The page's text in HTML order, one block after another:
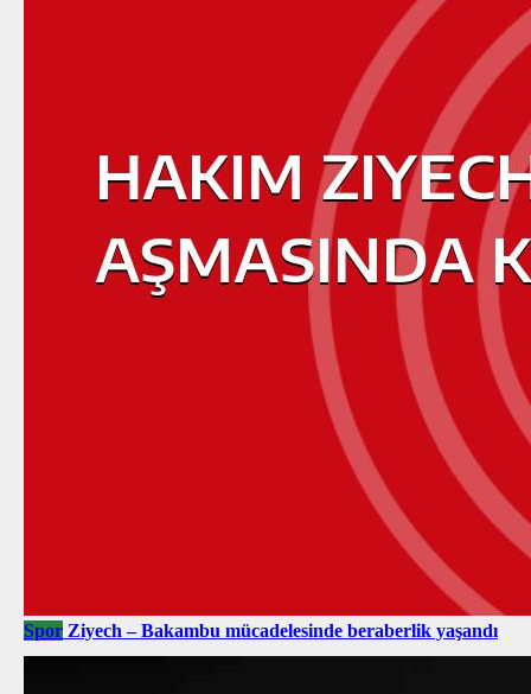
Spor Ziyech – Bakambu mücadelesinde beraberlik yaşandı